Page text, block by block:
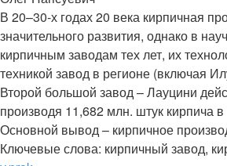
В 20–30-х годах 20 века кирпичная
значительного развития, однако в
кирпичным заводам тех лет, их
техникой завод в регионе (включая
Второй большой завод – Лауцини
производя 11,682 млн. штук кирпича
Основной вывод – кирпичное
Ключевые слова: кирпичный завод,